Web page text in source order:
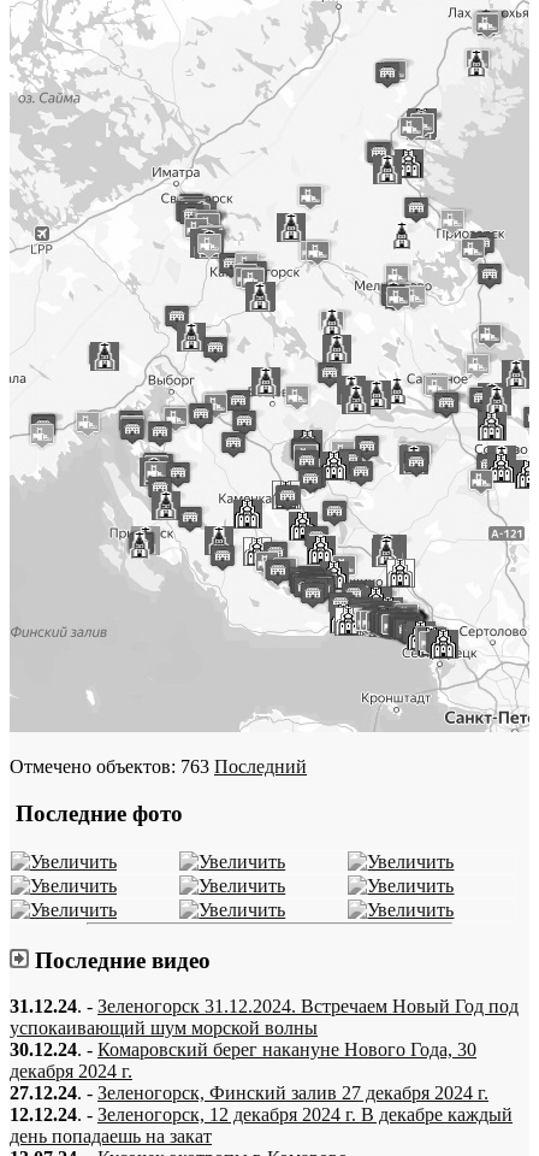
Отмечено объектов: 763 Последний
Последние фото
Последние видео
31.12.24. - Зеленогорск 31.12.2024. Встречаем Новый Год под
успокаивающий шум морской волны
30.12.24. - Комаровский берег накануне Нового Года, 30
декабря 2024 г.
27.12.24. - Зеленогорск, Финский залив 27 декабря 2024 г.
12.12.24. - Зеленогорск, 12 декабря 2024 г. В декабре каждый
день попадаешь на закат